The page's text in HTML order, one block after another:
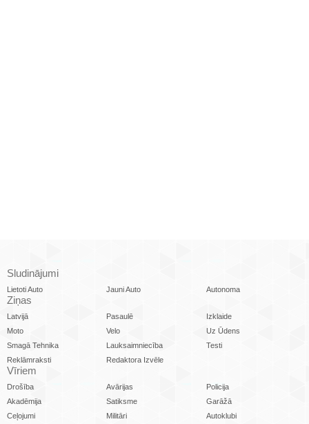
Sludinājumi
Lietoti Auto Jauni Auto Autonoma
Ziņas
Latvijā Pasaulē
Izklaide
Moto
Velo
Uz Ūdens
Smagā Tehnika
Lauksaimniecība
Testi
Reklāmraksti
Redaktora Izvēle
Vīriem
Drošība Avārijas
Policija
Akadēmija
Satiksme
Garāžā
Ceļojumi
Militāri
Autoklubi